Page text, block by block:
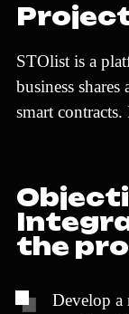
Projec
STOlist is a plat
business shares
smart contracts.
O bjecti
Integr
t he pro
Develop a